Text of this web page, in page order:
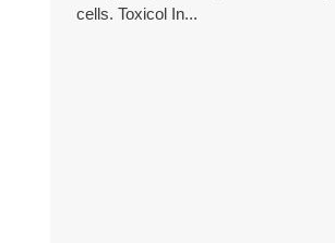
cells. Toxicol In...